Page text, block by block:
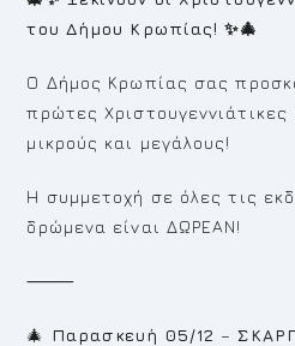
του Δήμου Κρωπίας!✨🎄
Ο Δήμος Κρωπίας σας
πρώτες
μικρούς και μεγάλους!
Η συμμετοχή σε όλες τις
δρώμενα είναι ΔΩΡΕΑΝ!
⸻
🎄 Παρασκευή 05/12 –